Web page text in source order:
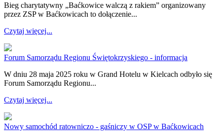
Bieg charytatywny „Baćkowice walczą z rakiem” organizowany
przez ZSP w Baćkowicach to dołączenie...
Czytaj więcej...
Forum Samorządu Regionu Świętokrzyskiego - informacja
W dniu 28 maja 2025 roku w Grand Hotelu w Kielcach odbyło się
Forum Samorządu Regionu...
Czytaj więcej...
Nowy samochód ratowniczo - gaśniczy w OSP w Baćkowicach